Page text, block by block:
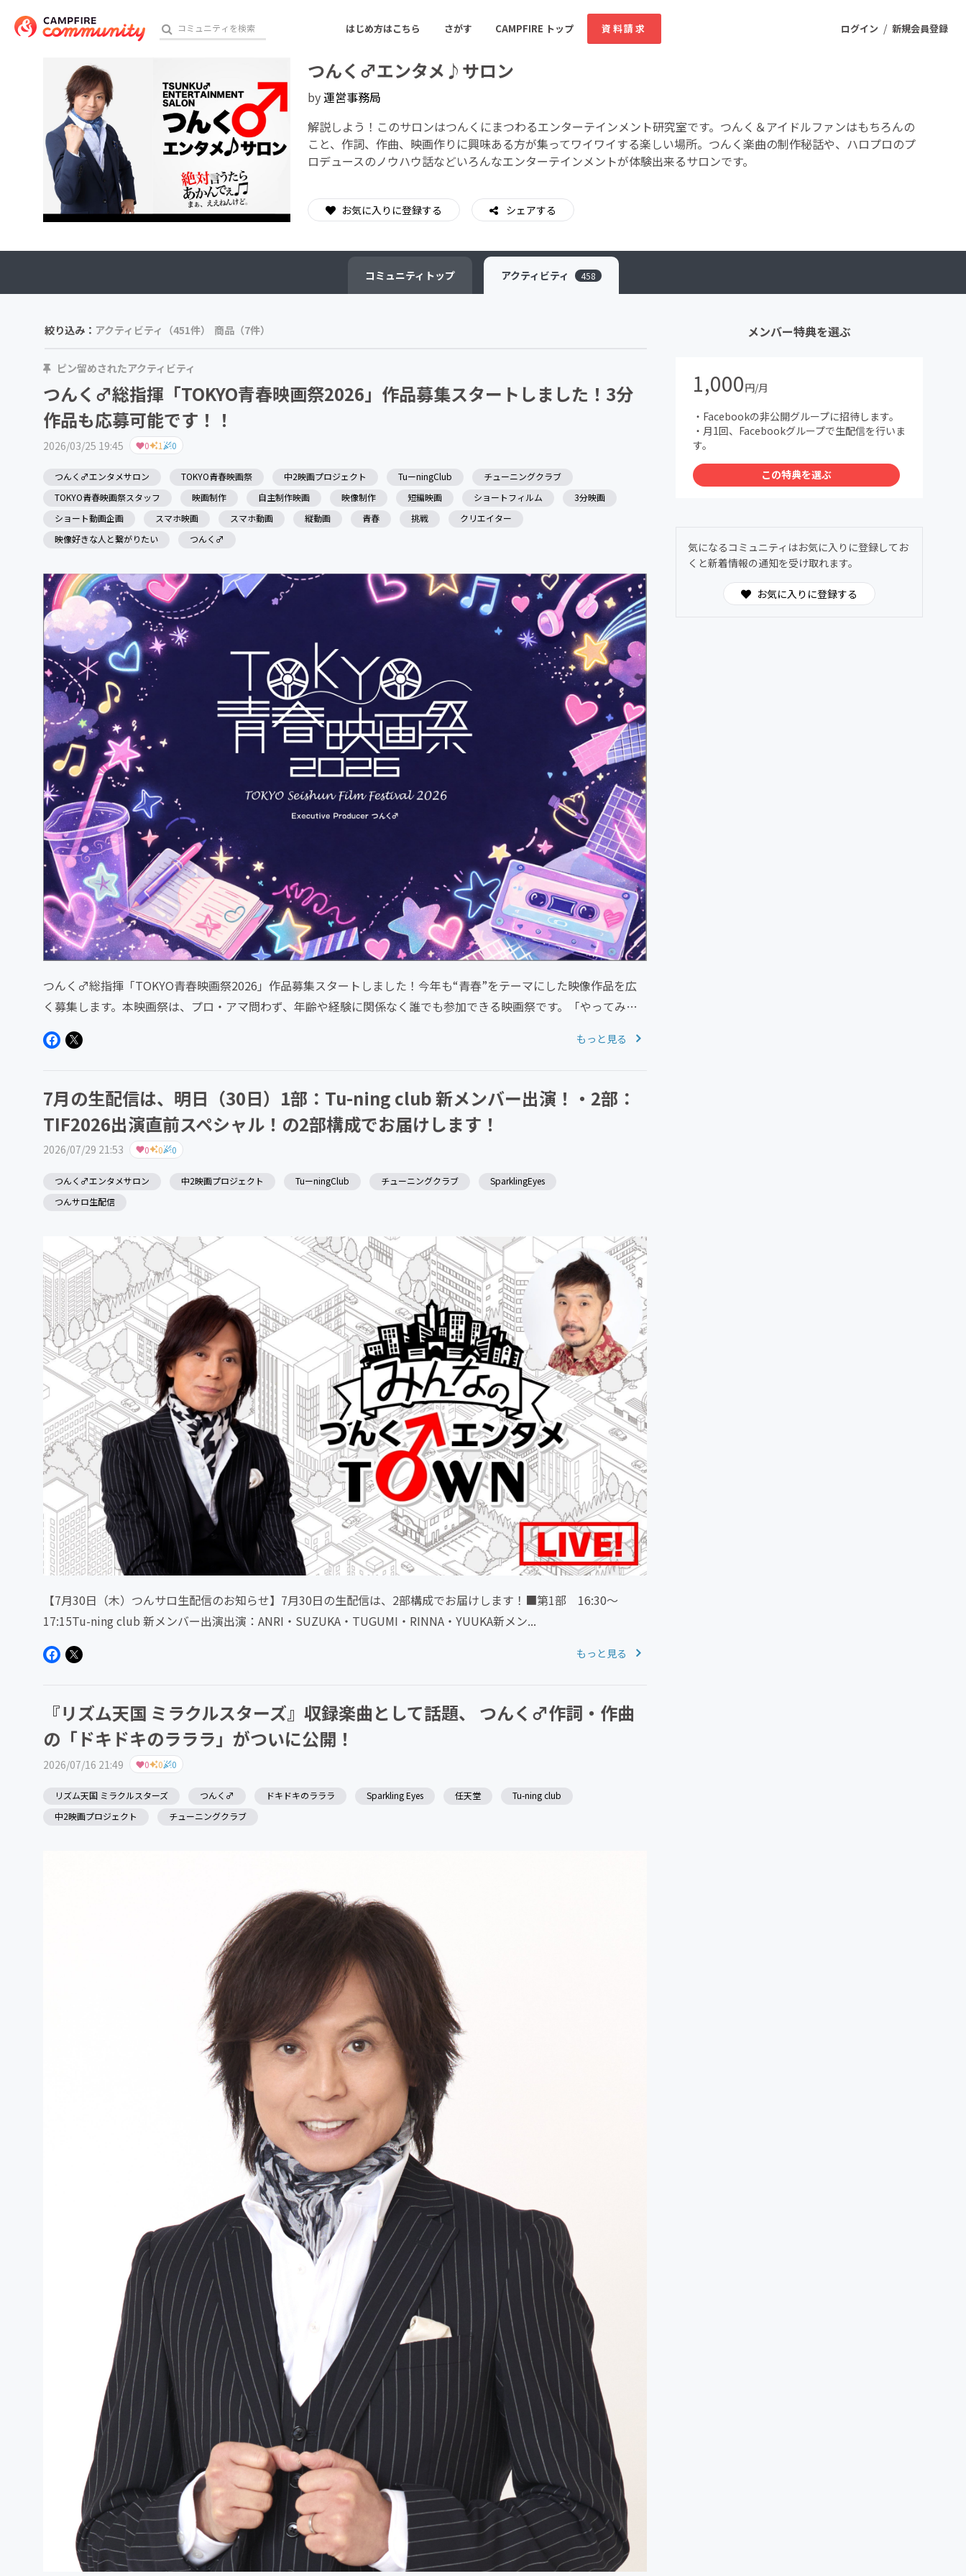
ログイン / 新規会員登録
はじめ方はこちら さがす CAMPFIRE トップ 資料請求
おすすめのコミュニティ 人気のコミュニティ 新着のコミュニティ
アート・写真
テクノロジー・ガジェット
ゲーム・サービス開発 フード・飲食店
ビューティー・ヘルスケア
チャレンジ
つんく♂エンタメ♪サロン
by運営事務局
解説しよう！このサロンはつんくにまつわるエンターテインメント研究室です。つんく＆アイドルファンはもちろんの
こと、作詞、作曲、映画作りに興味ある方が集ってワイワイする楽しい場所。つんく楽曲の制作秘話や、ハロプロのプ
ロデュースのノウハウ話などいろんなエンターテインメントが体験出来るサロンです。
お気に入りに登録する シェアする
コミュニティ トップ アクティビティ 458
絞り込み： アクティビティ（451件） 商品（7件）
ピン留めされたアクティビティ
つんく♂総指揮「TOKYO青春映画祭2026」作品募集スタートしました！3分
作品も応募可能です！！
2026/03/25 19:45 0 1 0
つんく♂エンタメサロン TOKYO青春映画祭 中2映画プロジェクト TuーningClub
チューニングクラブ
TOKYO青春映画祭スタッフ
映画制作 自主制作映画 映像制作 短編映画 ショートフィルム
3分映画
ショート動画企画
スマホ映画 スマホ動画 縦動画 青春 挑戦
クリエイター
映像好きな人と繋がりたい
つんく♂
つんく♂総指揮「TOKYO青春映画祭2026」作品募集スタートしました！今年も“青春”をテーマにした映像作品を広
く募集します。本映画祭は、プロ・アマ問わず、年齢や経験に関係なく誰でも参加できる映画祭です。「やってみた
もっと見る
7月の生配信は、明日（30日）1部：Tu-ning club 新メンバー出演！・2部：
TIF2026出演直前スペシャル！の2部構成でお届けします！
2026/07/29 21:53 0 0 0
つんく♂エンタメサロン 中2映画プロジェクト TuーningClub チューニングクラブ
SparklingEyes
つんサロ生配信
【7月30日（木）つんサロ生配信のお知らせ】7月30日の生配信は、2部構成でお届けします！■第1部 16:30～
17:15Tu-ning club 新メンバー出演出演：ANRI・SUZUKA・TUGUMI・RINNA・YUUKA新メン...
もっと見る
『リズム天国 ミラクルスターズ』収録楽曲として話題、 つんく♂作詞・作曲
の「ドキドキのラララ」がついに公開！
2026/07/16 21:49 0 0 0
リズム天国 ミラクルスターズ つんく♂ ドキドキのラララ Sparkling Eyes 任天堂
Tu-ning club
中2映画プロジェクト
チューニングクラブ
メンバー特典を選ぶ
1,000円/月
・Facebookの非公開グループに招待します。
・月1回、Facebookグループで生配信を行いま
す。
この特典を選ぶ
気になるコミュニティはお気に入りに登録してお
くと新着情報の通知を受け取れます。
お気に入りに登録する